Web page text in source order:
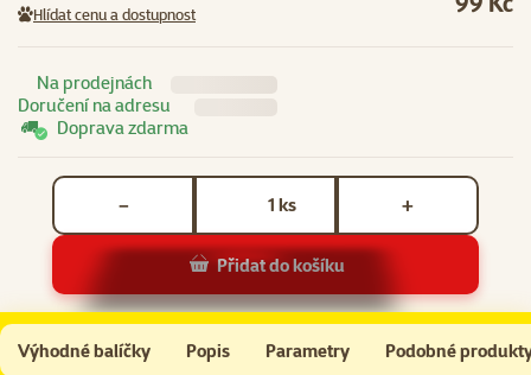
Hlídat cenu a dostupnost
Na prodejnách
Doručení na adresu
Doprava zdarma
ks
− +
Přidat do košíku
Sušený moučný červ 500ml sáček
Do košíku
Výhodné balíčky Popis Parametry Podobné
Na začátek stránky